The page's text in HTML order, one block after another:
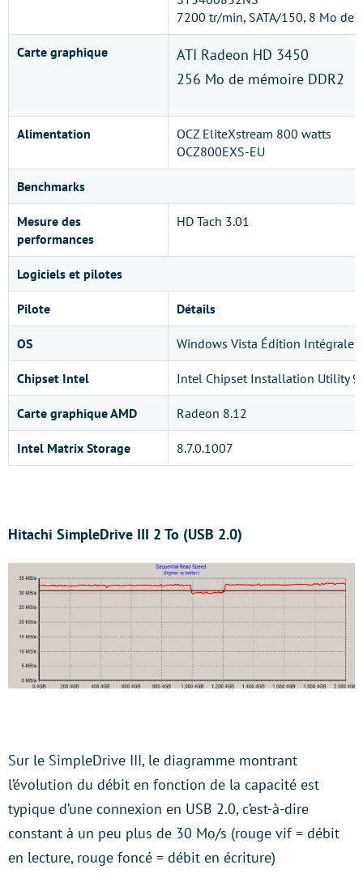
7200 tr/min, SATA/150, 8 Mo de
Carte graphique
ATI Radeon HD 3450
256 Mo de mémoire DDR2
Alimentation
OCZ EliteXstream 800 watts
OCZ800EXS-EU
Benchmarks
Mesure des
performances
HD Tach 3.01
Logiciels et pilotes
Pilote Détails
OS Windows Vista Édition Intégrale
Chipset Intel Intel Chipset Installation Utility
Carte graphique AMD Radeon 8.12
Intel Matrix Storage 8.7.0.1007
Hitachi SimpleDrive III 2 To (USB 2.0)
Sur le SimpleDrive III, le diagramme montrant
l’évolution du débit en fonction de la capacité est
typique d’une connexion en USB 2.0, c’est-à-dire
constant à un peu plus de 30 Mo/s (rouge vif = débit
en lecture, rouge foncé = débit en écriture)